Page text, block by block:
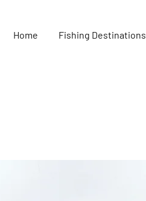
Home Fishing Destinations